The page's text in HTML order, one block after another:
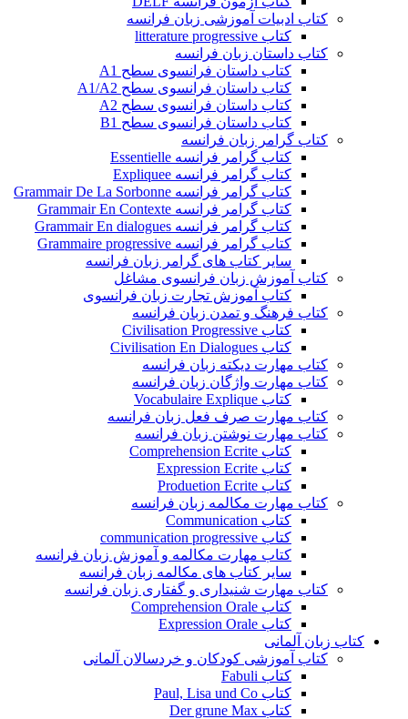
کتاب ادبیات آموزشی زبان فرانسه
کتاب litterature progressive
کتاب داستان زبان فرانسه
کتاب داستان فرانسوی سطح A1
کتاب داستان فرانسوی سطح A1/A2
کتاب داستان فرانسوی سطح A2
کتاب داستان فرانسوی سطح B1
کتاب گرامر زبان فرانسه
کتاب گرامر فرانسه Essentielle
کتاب گرامر فرانسه Expliquee
کتاب گرامر فرانسه Grammair De La Sorbonne
کتاب گرامر فرانسه Grammair En Contexte
کتاب گرامر فرانسه Grammair En dialogues
کتاب گرامر فرانسه Grammaire progressive
سایر کتاب های گرامر زبان فرانسه
کتاب آموزش زبان فرانسوی مشاغل
کتاب آموزش تجارت زبان فرانسوی
کتاب فرهنگ و تمدن زبان فرانسه
کتاب Civilisation Progressive
کتاب Civilisation En Dialogues
کتاب مهارت دیکته زبان فرانسه
کتاب مهارت واژگان زبان فرانسه
کتاب Vocabulaire Explique
کتاب مهارت صرف فعل زبان فرانسه
کتاب مهارت نوشتن زبان فرانسه
کتاب Comprehension Ecrite
کتاب Expression Ecrite
کتاب Produetion Ecrite
کتاب مهارت مکالمه زبان فرانسه
کتاب Communication
کتاب communication progressive
کتاب مهارت مکالمه و آموزش زبان فرانسه
سایر کتاب های مکالمه زبان فرانسه
کتاب مهارت شنیداری و گفتاری زبان فرانسه
کتاب Comprehension Orale
کتاب Expression Orale
کتاب زبان آلمانی
کتاب آموزشی کودکان و خردسالان آلمانی
کتاب Fabuli
کتاب Paul, Lisa und Co
کتاب Der grune Max